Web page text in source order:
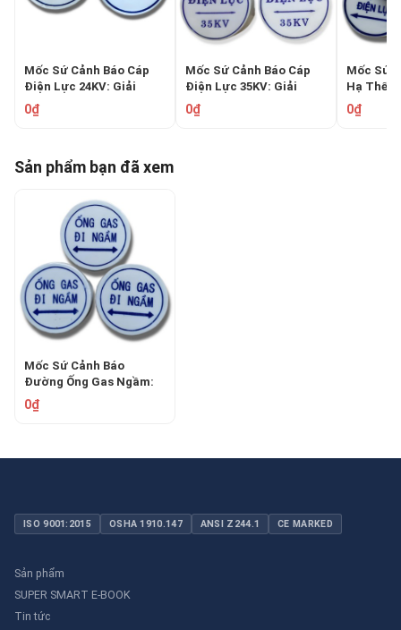
Mốc Sứ Cảnh Báo Cáp
Điện Lực 24KV: Giải
Pháp An Toàn Bền Bỉ Cho
Hạ Tầng Ngầm
0₫
Mốc Sứ Cảnh Báo Cáp
Điện Lực 35KV: Giải
Pháp An Toàn Hệ Thống
Ngầm
0₫
Mốc Sứ
Hạ Thế
Toàn Hệ
0₫
Sản phẩm bạn đã xem
Mốc Sứ Cảnh Báo
Đường Ống Gas Ngầm:
An Toàn Tuyệt Đối Cho
Công Trình
0₫
ISO 9001:2015 OSHA 1910.147 ANSI Z244.1 CE MARKED
Sản phẩm
SUPER SMART E-BOOK
Tin tức